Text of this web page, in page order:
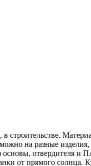
строительстве.
на разные
отвердителя и
от прямого